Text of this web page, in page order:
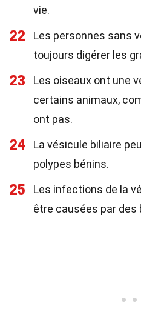
vie.
22
Les personnes sans
toujours digérer les
23
Les oiseaux ont une
certains animaux,
ont pas.
24
La vésicule biliaire
polypes bénins.
25
Les infections de la
être causées par des